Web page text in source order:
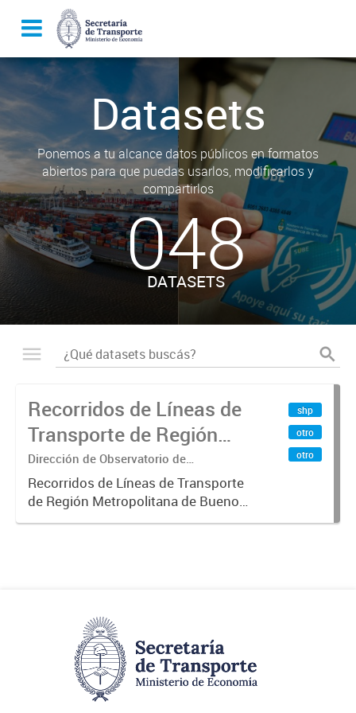
Datasets
Ponemos a tu alcance datos públicos en formatos
abiertos para que puedas usarlos, modificarlos y
compartirlos
048
DATASETS
Recorridos de Líneas de
Transporte de Región
Metropolitana de
Buenos Aires (RMBA)
Dirección de Observatorio de
Transporte, Estudio y Sistemas
Recorridos de Líneas de Transporte
de Región Metropolitana de Buenos
Aires (RMBA).-
shp
otro
otro